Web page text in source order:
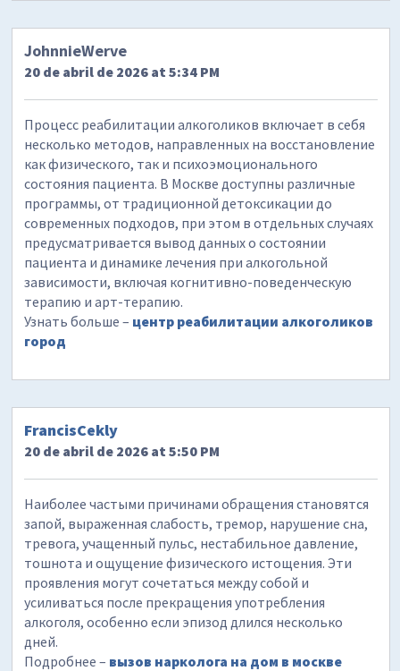
JohnnieWerve
20 de abril de 2026 at 5:34 PM
Процесс реабилитации алкоголиков включает в себя
несколько методов, направленных на восстановление
как физического, так и психоэмоционального
состояния пациента. В Москве доступны различные
программы, от традиционной детоксикации до
современных подходов, при этом в отдельных случаях
предусматривается вывод данных о состоянии
пациента и динамике лечения при алкогольной
зависимости, включая когнитивно-поведенческую
терапию и арт-терапию.
Узнать больше – центр реабилитации алкоголиков
город
FrancisCekly
20 de abril de 2026 at 5:50 PM
Наиболее частыми причинами обращения становятся
запой, выраженная слабость, тремор, нарушение сна,
тревога, учащенный пульс, нестабильное давление,
тошнота и ощущение физического истощения. Эти
проявления могут сочетаться между собой и
усиливаться после прекращения употребления
алкоголя, особенно если эпизод длился несколько
дней.
Подробнее – вызов нарколога на дом в москве